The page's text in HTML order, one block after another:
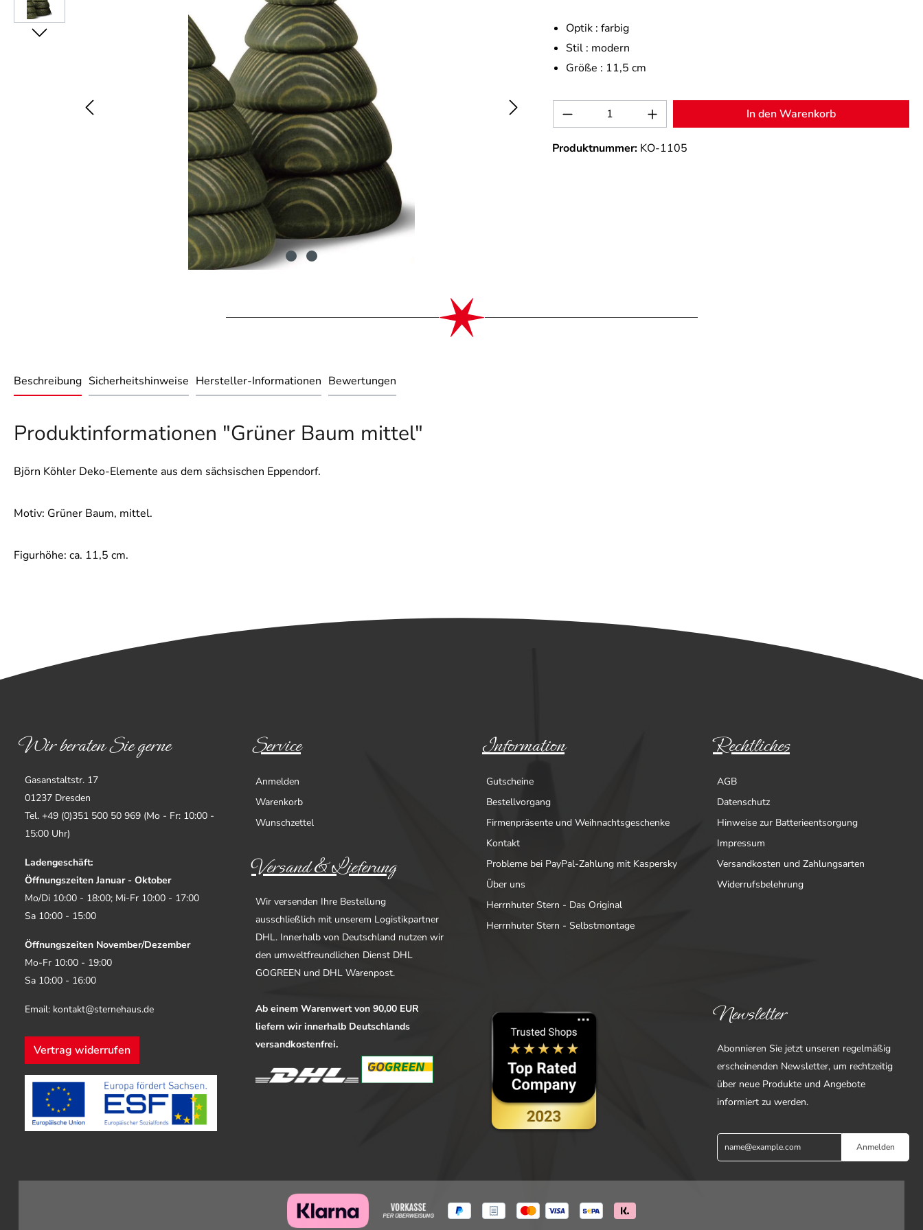
Optik : farbig
Stil : modern
Größe : 11,5 cm
Produkt Anzahl: Gib den gewünschten Wert ein
In den Warenkorb
Produktnummer: KO-1105
Beschreibung Sicherheitshinweise Hersteller-Informationen Bewertungen
Produktinformationen "Grüner Baum mittel"
Björn Köhler Deko-Elemente aus dem sächsischen Eppendorf.
Motiv: Grüner Baum, mittel.
Figurhöhe: ca. 11,5 cm.
Wir beraten Sie gerne
Gasanstaltstr. 17
01237 Dresden
Tel. +49 (0)351 500 50 969 (Mo - Fr: 10:00 -
15:00 Uhr)
Ladengeschäft:
Öffnungszeiten Januar - Oktober
Mo/Di 10:00 - 18:00; Mi-Fr 10:00 - 17:00
Sa 10:00 - 15:00
Öffnungszeiten November/Dezember
Mo-Fr 10:00 - 19:00
Sa 10:00 - 16:00
Email: kontakt@sternehaus.de
Vertrag widerrufen
Service
Anmelden
Warenkorb
Wunschzettel
Information
Gutscheine
Bestellvorgang
Firmenpräsente und Weihnachtsgeschenke
Kontakt
Probleme bei PayPal-Zahlung mit Kaspersky
Über uns
Herrnhuter Stern - Das Original
Herrnhuter Stern - Selbstmontage
Rechtliches
AGB
Datenschutz
Hinweise zur Batterieentsorgung
Impressum
Versandkosten und Zahlungsarten
Widerrufsbelehrung
Versand & Lieferung
Wir versenden Ihre Bestellung
ausschließlich mit unserem Logistikpartner
DHL. Innerhalb von Deutschland nutzen wir
den umweltfreundlichen Dienst DHL
GOGREEN und DHL Warenpost.
Ab einem Warenwert von 90,00 EUR
liefern wir innerhalb Deutschlands
versandkostenfrei.
Newsletter
Abonnieren Sie jetzt unseren regelmäßig
erscheinenden Newsletter, um rechtzeitig
über neue Produkte und Angebote
informiert zu werden.
Anmelden